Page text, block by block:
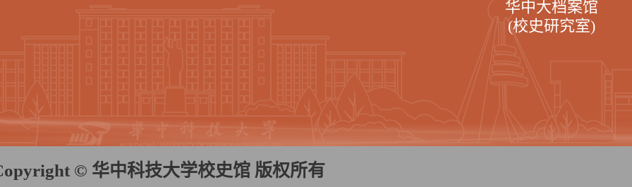
华中大档案馆
(校史研究室)
© 华中科技大学校史馆 版权所有